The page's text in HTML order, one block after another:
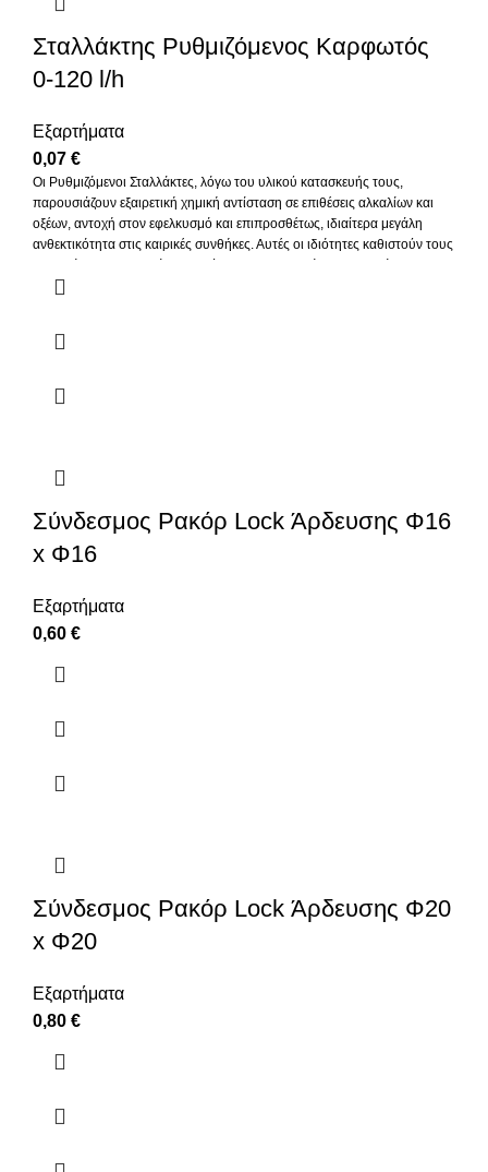
Σταλλάκτης Ρυθμιζόμενος Καρφωτός
0-120 l/h
Εξαρτήματα
0,07 €
Οι Ρυθμιζόμενοι Σταλλάκτες, λόγω του υλικού κατασκευής τους,
παρουσιάζουν εξαιρετική χημική αντίσταση σε επιθέσεις αλκαλίων και
οξέων, αντοχή στον εφελκυσμό και επιπροσθέτως, ιδιαίτερα μεγάλη
ανθεκτικότητα στις καιρικές συνθήκες. Αυτές οι ιδιότητες καθιστούν τους
και άρδευσης αστικού πράσινου. Τοποθετείται σε σωλήνα PE-12mm και
είναι ανά τεμάχιο
Σύνδεσμος Ρακόρ Lock Άρδευσης Φ16
x Φ16
Εξαρτήματα
0,60 €
Σύνδεσμος Ρακόρ Lock Άρδευσης Φ20
x Φ20
Εξαρτήματα
0,80 €